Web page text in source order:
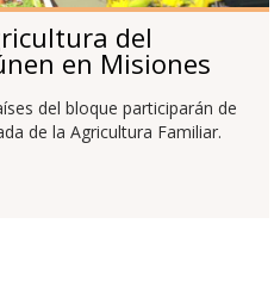
del
en Misiones
del bloque participarán de
de la Agricultura Familiar.